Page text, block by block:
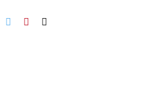
TwitterPinterest